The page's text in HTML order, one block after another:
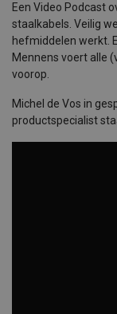
Een Video Podcast
staalkabels. Veilig
hefmiddelen werkt.
Mennens voert alle
voorop.
Michel de Vos in
productspecialist